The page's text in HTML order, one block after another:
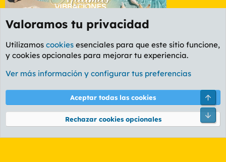
Etiquetas
Cookies
PL OLDSTYLE AMARILLO
Términos y reglas Política de privacidad Ayuda
Community platform by XenForo® © 2010-2026 XenForo Ltd.
Valoramos tu privacidad
Utilizamos cookies esenciales para que este sitio funcione,
y cookies opcionales para mejorar tu experiencia.
Ver más información y configurar tus preferencias
Aceptar todas las cookies
Rechazar cookies opcionales
Pie